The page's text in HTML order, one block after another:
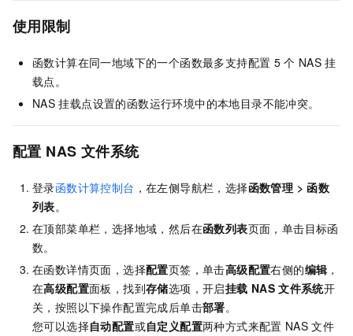
使用限制
函数计算在同一地域下的一个函数最多支持配置 5 个 NAS 挂
载点。
NAS 挂载点设置的函数运行环境中的本地目录不能冲突。
配置 NAS 文件系统
登录函数计算控制台 ，在左侧导航栏，选择函数管理 >函数
列表。
在顶部菜单栏，选择地域，然后在函数列表页面，单击目标函
数。
在函数详情页面，选择配置页签，单击高级配置右侧的编辑 ，
在高级配置面板，找到存储选项，开启挂载 NAS 文件系统开
关，按照以下操作配置完成后单击部署。
您可以选择自动配置或自定义配置两种方式来配置 NAS 文件